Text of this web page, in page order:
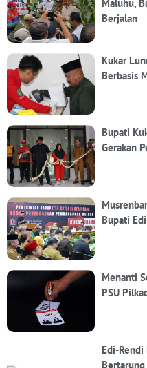
Maluhu,
Berjalan
Kukar
Berbasis
Bupati
Gerakan
Bupati
Menanti
PSU
Edi-Rendi